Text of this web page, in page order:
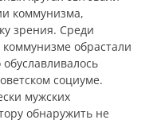
коммунизма,
зрения. Среди
обрастали
социуме.
мужских
обнаружить не